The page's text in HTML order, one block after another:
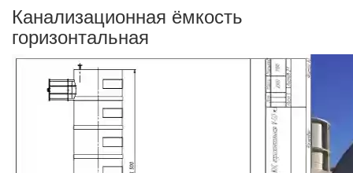
Канализационная ёмкость
горизонтальная